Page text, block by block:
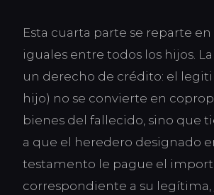
Esta cuarta parte se reparte
iguales entre todos los hijos.
un derecho de crédito: el
hijo) no se convierte en
bienes del fallecido, sino que
a que el heredero designado
testamento le pague el
correspondiente a su legítima,